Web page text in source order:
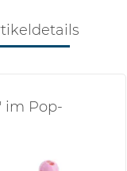
im Pop-